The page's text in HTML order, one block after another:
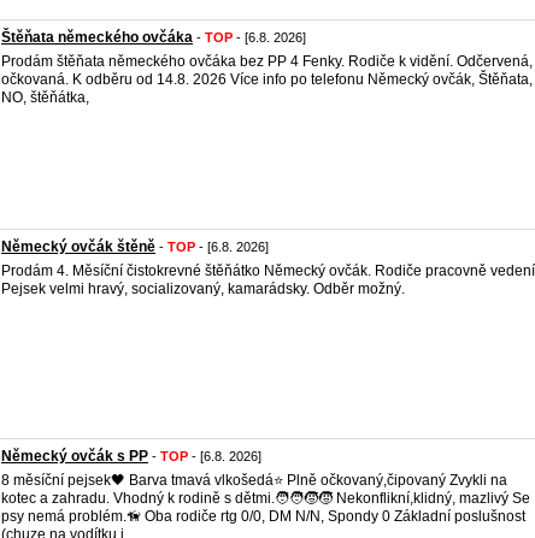
Štěňata německého ovčáka - TOP - [6.8. 2026]
Prodám štěňata německého ovčáka bez PP 4 Fenky. Rodiče k vidění. Odčervená,
očkovaná. K odběru od 14.8. 2026 Více info po telefonu Německý ovčák, Štěňata,
NO, štěňátka,
Německý ovčák štěně - TOP - [6.8. 2026]
Prodám 4. Měsíční čistokrevné štěňátko Německý ovčák. Rodiče pracovně
Pejsek velmi hravý, socializovaný, kamarádsky. Odběr možný.
Německý ovčák s PP - TOP - [6.8. 2026]
8 měsíční pejsek🖤 Barva tmavá vlkošedá⭐️ Plně očkovaný,čipovaný Zvykli na
kotec a zahradu. Vhodný k rodině s dětmi.🧑‍🧑‍🧒‍🧒 Nekonflikní,klidný, mazlivý Se
psy nemá problém.🦮 Oba rodiče rtg 0/0, DM N/N, Spondy 0 Základní poslušnost
(chuze na vodítku i ...